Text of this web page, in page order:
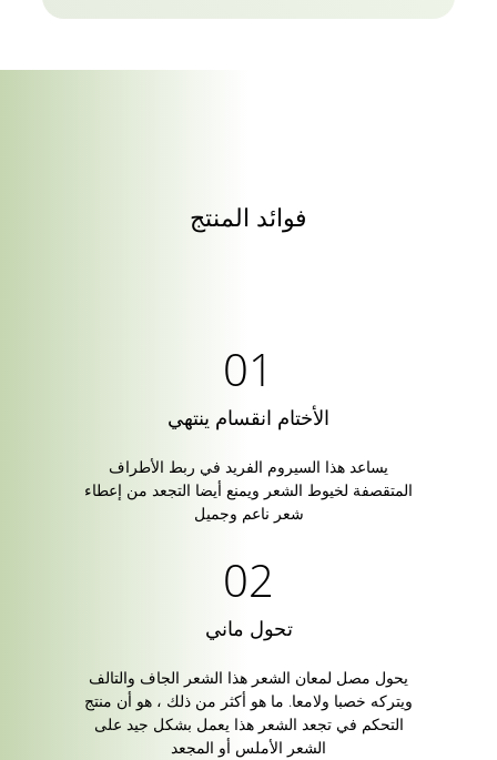
فوائد المنتج
الأختام انقسام ينتهي
يساعد هذا السيروم الفريد في ربط الأطراف
المتقصفة لخيوط الشعر ويمنع أيضا التجعد من إعطاء
شعر ناعم وجميل
تحول ماني
يحول مصل لمعان الشعر هذا الشعر الجاف والتالف
ويتركه خصبا ولامعا. ما هو أكثر من ذلك ، هو أن منتج
التحكم في تجعد الشعر هذا يعمل بشكل جيد على
الشعر الأملس أو المجعد